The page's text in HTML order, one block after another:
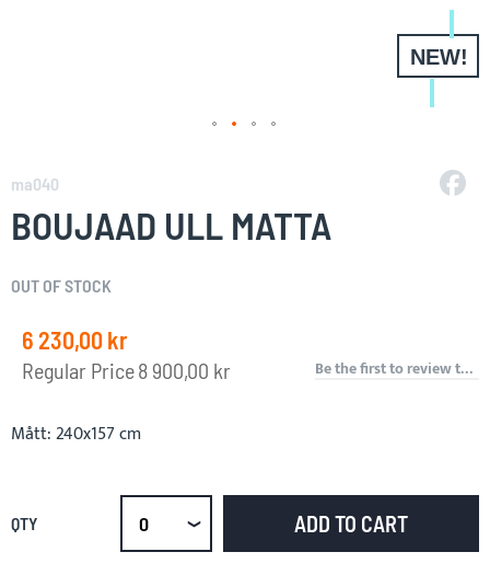
NEW!
to
the
beginning
of
images
ma040
BOUJAAD ULL MATTA
OUT OF STOCK
Special
6 230,00 kr
Regular Price8 900,00 kr Be the first to review this product
Mått: 240x157 cm
QTY ADD TO CART